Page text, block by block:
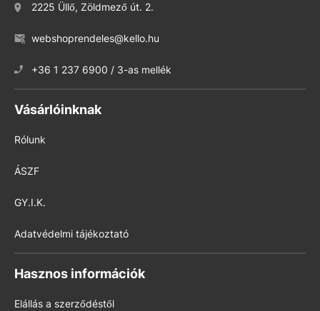
2225 Üllő, Zöldmező út. 2.
webshoprendeles@kello.hu
+36 1 237 6900 / 3-as mellék
Vásárlóinknak
Rólunk
ÁSZF
GY.I.K.
Adatvédelmi tájékoztató
Hasznos információk
Elállás a szerződéstől